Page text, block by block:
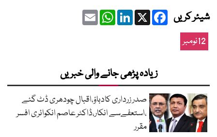
شیئر کریں Facebook
X
LinkedIn
WhatsApp
Email
12نومبر
زیادہ پڑھی جانے والی خبریں
صدر زرداری کادباؤ،اقبال چودھری ڈٹ گئے
،استعفےسے انکار،ڈاکٹر عاصم انکوائری افسر
مقرر